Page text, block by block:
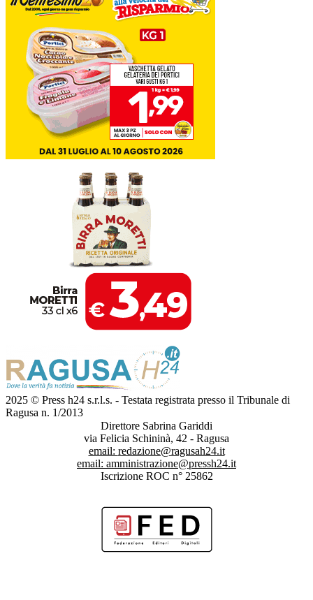
2025 © Press h24 s.r.l.s. - Testata registrata presso il Tribunale di
Ragusa n. 1/2013
Direttore Sabrina Gariddi
via Felicia Schininà, 42 - Ragusa
email: redazione@ragusah24.it
email: amministrazione@pressh24.it
Iscrizione ROC n° 25862